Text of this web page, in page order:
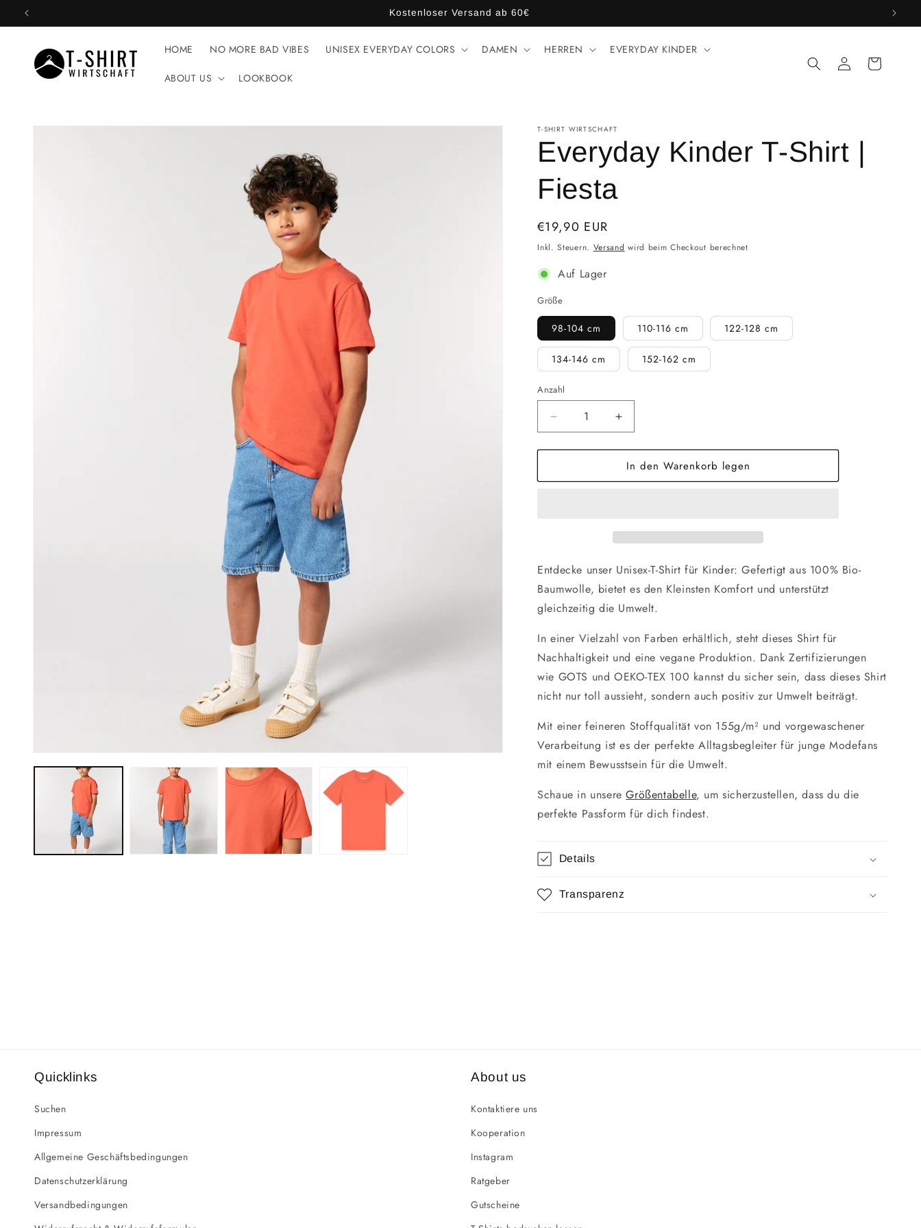
zum
Inhalt
Kostenloser Versand ab 60€
HOME NO MORE BAD VIBES UNISEX EVERYDAY COLORS DAMEN HERREN EVERYDAY KINDER
ABOUT US LOOKBOOK
EinloggenWarenkorb
T-SHIRT WIRTSCHAFT
Everyday Kinder T-Shirt |
Fiesta
Normaler
Preis
€19,90 EUR
Inkl. Steuern. Versand wird beim Checkout berechnet
Auf Lager
Größe
98-104 cm 110-116 cm 122-128 cm
134-146 cm 152-162 cm
Anzahl
Verringere
die
Menge
Everyday
Erhöhe
die
Menge
für
Everyday
In den Warenkorb legen
Entdecke unser Unisex-T-Shirt für Kinder: Gefertigt aus 100% Bio-
Baumwolle, bietet es den Kleinsten Komfort und unterstützt
gleichzeitig die Umwelt.
In einer Vielzahl von Farben erhältlich, steht dieses Shirt für
Nachhaltigkeit und eine vegane Produktion. Dank Zertifizierungen
wie GOTS und OEKO-TEX 100 kannst du sicher sein, dass dieses Shirt
nicht nur toll aussieht, sondern auch positiv zur Umwelt beiträgt.
Mit einer feineren Stoffqualität von 155g/m² und vorgewaschener
Verarbeitung ist es der perfekte Alltagsbegleiter für junge Modefans
mit einem Bewusstsein für die Umwelt.
Schaue in unsereGrößentabelle, um sicherzustellen, dass du die
perfekte Passform für dich findest.
Details
Transparenz
Quicklinks
Suchen
Impressum
Allgemeine Geschäftsbedingungen
Datenschutzerklärung
Versandbedingungen
About us
Kontaktiere uns
Kooperation
Instagram
Ratgeber
Gutscheine